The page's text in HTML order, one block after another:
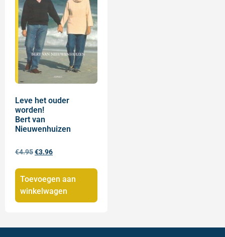
Leve het ouder
worden!
Bert van
Nieuwenhuizen
€4.95€3.96
Toevoegen aan
winkelwagen